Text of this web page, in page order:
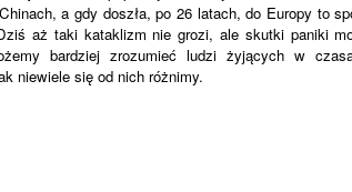
a gdy doszła, po 26 latach, do Europy to
aż taki kataklizm nie grozi, ale skutki paniki
bardziej zrozumieć ludzi żyjących w
niewiele się od nich różnimy.